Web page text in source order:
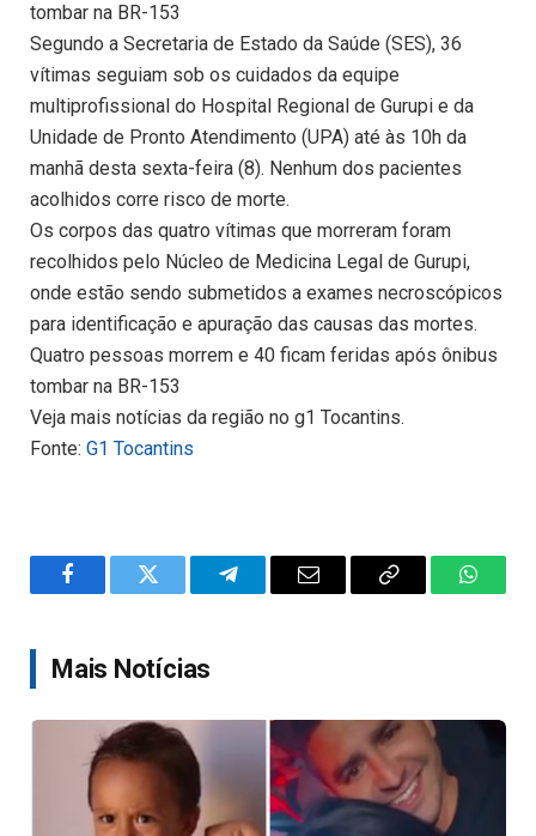
tombar na BR-153
Segundo a Secretaria de Estado da Saúde (SES), 36
vítimas seguiam sob os cuidados da equipe
multiprofissional do Hospital Regional de Gurupi e da
Unidade de Pronto Atendimento (UPA) até às 10h da
manhã desta sexta-feira (8). Nenhum dos pacientes
acolhidos corre risco de morte.
Os corpos das quatro vítimas que morreram foram
recolhidos pelo Núcleo de Medicina Legal de Gurupi,
onde estão sendo submetidos a exames necroscópicos
para identificação e apuração das causas das mortes.
Quatro pessoas morrem e 40 ficam feridas após ônibus
tombar na BR-153
Veja mais notícias da região no g1 Tocantins.
Fonte: G1 Tocantins
FacebookTwitter TelegramEmail
Copy
Mais Notícias